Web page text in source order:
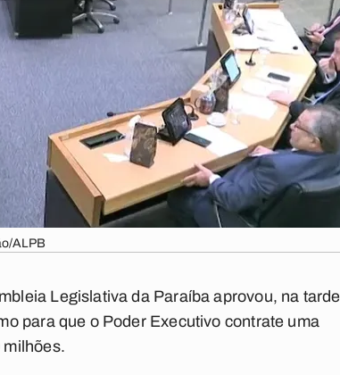
ALPB
Legislativa da Paraíba aprovou, na tarde
para que o Poder Executivo contrate uma
milhões.